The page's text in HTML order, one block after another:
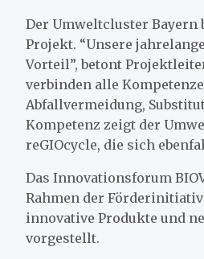
Der Umweltcluster
Projekt. “Unsere
Vorteil”, betont
verbinden alle
Abfallvermeidung,
Kompetenz zeigt der
reGIOcycle, die sich
Das Innovationsforum
Rahmen der
innovative Produkte und
vorgestellt.